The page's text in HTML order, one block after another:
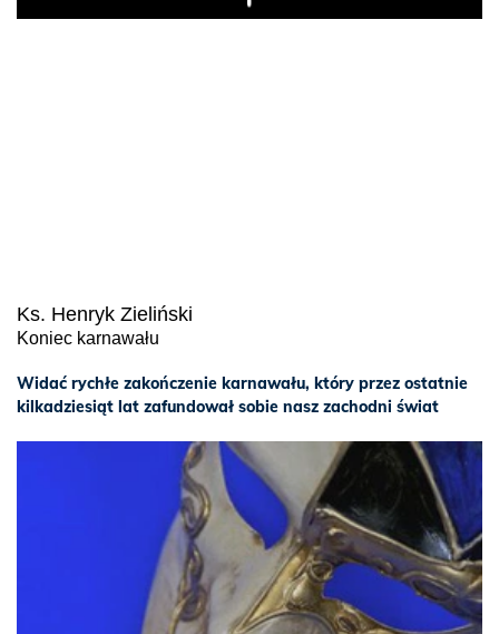
Play
Ks. Henryk Zieliński
Koniec karnawału
Widać rychłe zakończenie karnawału, który przez ostatnie
kilkadziesiąt lat zafundował sobie nasz zachodni świat